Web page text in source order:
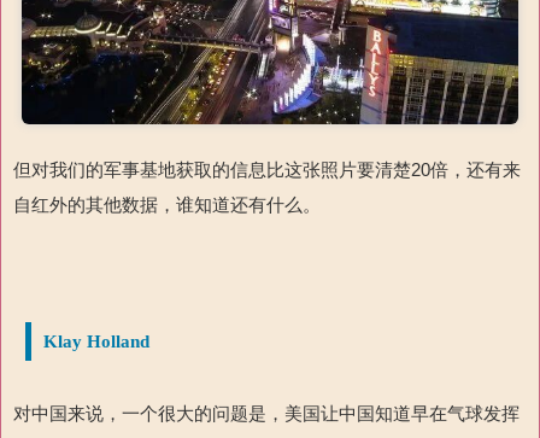
但对我们的军事基地获取的信息比这张照片要清楚20倍，还有来
自红外的其他数据，谁知道还有什么。
Klay Holland
对中国来说，一个很大的问题是，美国让中国知道早在气球发挥